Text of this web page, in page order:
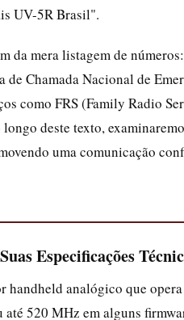
UV-5R Brasil".
da mera listagem de
de Chamada Nacional de
como FRS (Family Radio
deste texto,
uma comunicação
Especificações
handheld analógico que
520 MHz em alguns